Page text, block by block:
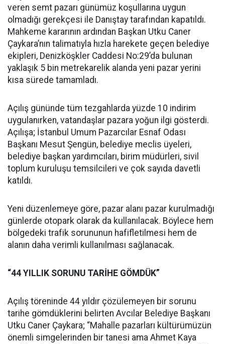
veren semt pazarı günümüz koşullarına uygun
olmadığı gerekçesi ile Danıştay tarafından kapatıldı.
Mahkeme kararının ardından Başkan Utku Caner
Çaykara’nın talimatıyla hızla harekete geçen belediye
ekipleri, Denizköşkler Caddesi No:29’da bulunan
yaklaşık 5 bin metrekarelik alanda yeni pazar yerini
kısa sürede tamamladı.
Açılış gününde tüm tezgahlarda yüzde 10 indirim
uygulanırken, vatandaşlar pazara yoğun ilgi gösterdi.
Açılışa; İstanbul Umum Pazarcılar Esnaf Odası
Başkanı Mesut Şengün, belediye meclis üyeleri,
belediye başkan yardımcıları, birim müdürleri, sivil
toplum kuruluşu temsilcileri ve çok sayıda davetli
katıldı.
Yeni düzenlemeye göre, pazar alanı pazar kurulmadığı
günlerde otopark olarak da kullanılacak. Böylece hem
bölgedeki trafik sorununun hafifletilmesi hem de
alanın daha verimli kullanılması sağlanacak.
“44 YILLIK SORUNU TARİHE GÖMDÜK”
Açılış töreninde 44 yıldır çözülemeyen bir sorunu
tarihe gömdüklerini belirten Avcılar Belediye Başkanı
Utku Caner Çaykara; “Mahalle pazarları kültürümüzün
önemli simgelerinden bir tanesi ama Ahmet Kaya